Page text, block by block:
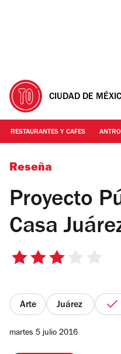
CIUDAD DE
RESTAURANTES Y CAFES
Foto: Alejandra Villegas
Reseña
Proyecto
Casa
3
estrellas
Arte Juárez
martes 5 julio 2016